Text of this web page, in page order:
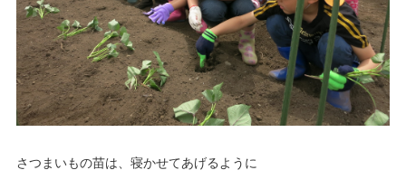
さつまいもの苗は、寝かせてあげるように